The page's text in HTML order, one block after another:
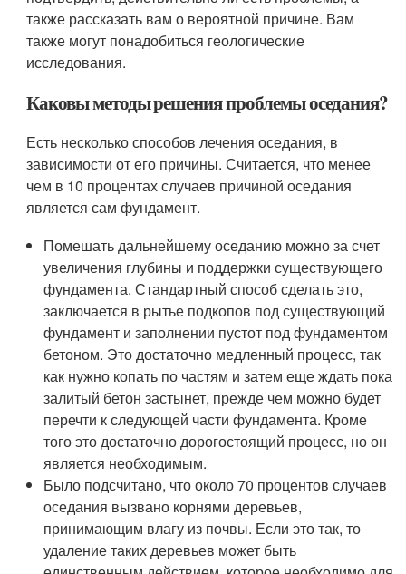
также рассказать вам о вероятной причине. Вам
также могут понадобиться геологические
исследования.
Каковы методы решения проблемы оседания?
Есть несколько способов лечения оседания, в
зависимости от его причины. Считается, что менее
чем в 10 процентах случаев причиной оседания
является сам фундамент.
Помешать дальнейшему оседанию можно за счет
увеличения глубины и поддержки существующего
фундамента. Стандартный способ сделать это,
заключается в рытье подкопов под существующий
фундамент и заполнении пустот под фундаментом
бетоном. Это достаточно медленный процесс, так
как нужно копать по частям и затем еще ждать пока
залитый бетон застынет, прежде чем можно будет
перечти к следующей части фундамента. Кроме
того это достаточно дорогостоящий процесс, но он
является необходимым.
Было подсчитано, что около 70 процентов случаев
оседания вызвано корнями деревьев,
принимающим влагу из почвы. Если это так, то
удаление таких деревьев может быть